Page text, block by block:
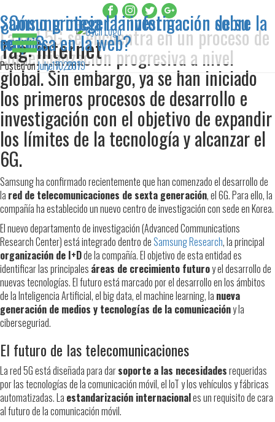
Tag:internet
Samsung inicia la investigación sobre la
red 6G
Posted onJune 10, 2019
La red 5G se encuentra en un proceso de
comercialización progresiva a nivel
global. Sin embargo, ya se han iniciado
los primeros procesos de desarrollo e
investigación con el objetivo de expandir
los límites de la tecnología y alcanzar el
6G.
Samsung ha confirmado recientemente que han comenzado el desarrollo de
la red de telecomunicaciones de sexta generación, el 6G. Para ello, la
compañía ha establecido un nuevo centro de investigación con sede en Korea.
El nuevo departamento de investigación (Advanced Communications
Research Center) está integrado dentro deSamsung Research, la principal
organización de I+Dde la compañía. El objetivo de esta entidad es
identificar las principales áreas de crecimiento futuroy el desarrollo de
nuevas tecnologías. El futuro está marcado por el desarrollo en los ámbitos
de la Inteligencia Artificial, el big data, el machine learning, la nueva
generación de medios y tecnologías de la comunicacióny la
ciberseguriad.
El futuro de las telecomunicaciones
La red 5G está diseñada para darsoporte a las necesidadesrequeridas
por las tecnologías de la comunicación móvil, el IoT y los vehículos y fábricas
automatizadas. La estandarización internacionales un requisito de cara
al futuro de la comunicación móvil.
¿Cómo proteger la información de su
empresa en la web?
Posted onJuly 17, 2017